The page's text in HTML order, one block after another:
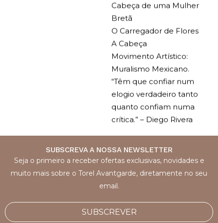
Cabeça de uma Mulher
Bretã
O Carregador de Flores
A Cabeça
Movimento Artístico:
Muralismo Mexicano.
“Têm que confiar num
elogio verdadeiro tanto
quanto confiam numa
crítica.” – Diego Rivera
SUBSCREVA A NOSSA NEWSLETTER
Seja o primeiro a receber ofertas exclusivas, novidades e
muito mais sobre o Torel Avantgarde, diretamente no seu
email.
SUBSCREVER